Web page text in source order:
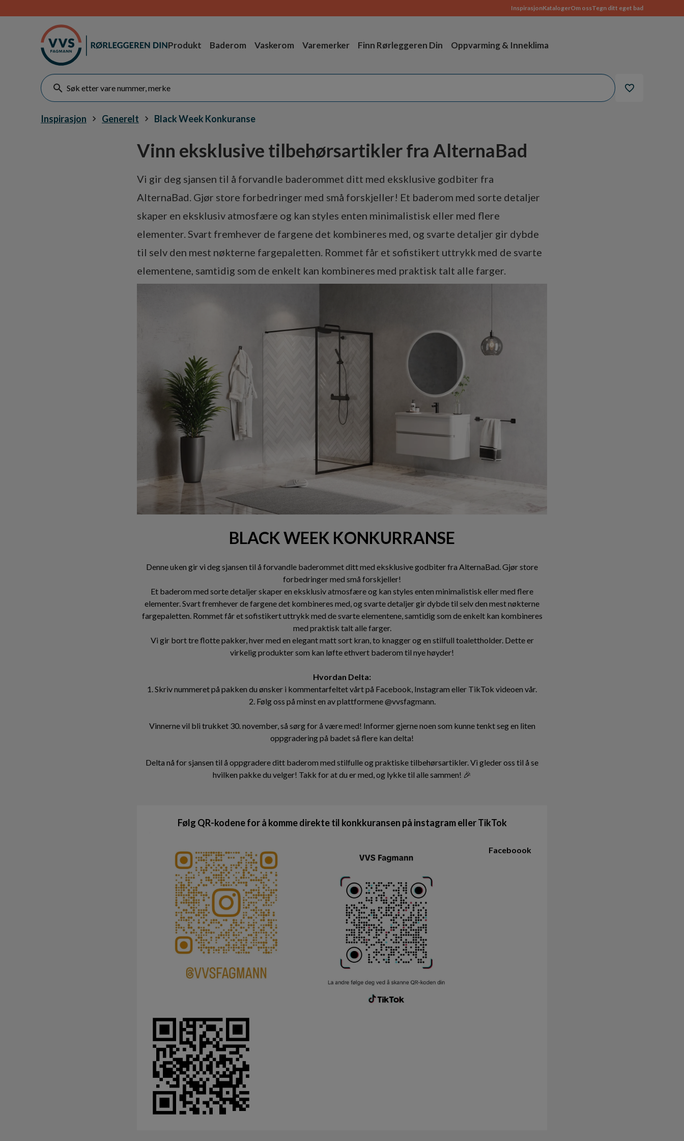
InspirasjonKatalogerOm ossTegn ditt eget bad
Produkt Baderom Vaskerom Varemerker Finn Rørleggeren Din Oppvarming & Inneklima
Inspirasjon Generelt Black Week Konkuranse
Vinn eksklusive tilbehørsartikler fra AlternaBad
Vi gir deg sjansen til å forvandle baderommet ditt med eksklusive godbiter fra
AlternaBad. Gjør store forbedringer med små forskjeller! Et baderom med sorte detaljer
skaper en eksklusiv atmosfære og kan styles enten minimalistisk eller med flere
elementer. Svart fremhever de fargene det kombineres med, og svarte detaljer gir dybde
til selv den mest nøkterne fargepaletten. Rommet får et sofistikert uttrykk med de svarte
elementene, samtidig som de enkelt kan kombineres med praktisk talt alle farger.
BLACK WEEK KONKURRANSE
Denne uken gir vi deg sjansen til å forvandle baderommet ditt med eksklusive godbiter fra AlternaBad. Gjør store
forbedringer med små forskjeller!
Et baderom med sorte detaljer skaper en eksklusiv atmosfære og kan styles enten minimalistisk eller med flere
elementer. Svart fremhever de fargene det kombineres med, og svarte detaljer gir dybde til selv den mest nøkterne
fargepaletten. Rommet får et sofistikert uttrykk med de svarte elementene, samtidig som de enkelt kan kombineres
med praktisk talt alle farger.
Vi gir bort tre flotte pakker, hver med en elegant matt sort kran, to knagger og en stilfull toalettholder. Dette er
virkelig produkter som kan løfte ethvert baderom til nye høyder!
Hvordan Delta:
1. Skriv nummeret på pakken du ønsker i kommentarfeltet vårt på Facebook, Instagram eller TikTok videoen vår.
2. Følg oss på minst en av plattformene @vvsfagmann.
Vinnerne vil bli trukket 30. november, så sørg for å være med! Informer gjerne noen som kunne tenkt seg en liten
oppgradering på badet så flere kan delta!
Delta nå for sjansen til å oppgradere ditt baderom med stilfulle og praktiske tilbehørsartikler. Vi gleder oss til å se
hvilken pakke du velger! Takk for at du er med, og lykke til alle sammen! 🎉
Følg QR-kodene for å komme direkte til konkkuransen på instagram eller TikTok
Faceboook